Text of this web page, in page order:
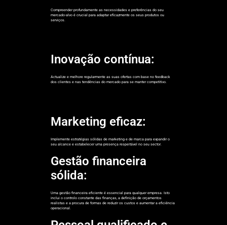
Compreender profundamente as necessidades e preferências do seu
mercado-alvo é crucial para adaptar eficazmente os seus produtos ou
serviços.
Inovação contínua:
Actualize e melhore regularmente as suas ofertas com base no feedback
dos clientes e nas tendências do mercado para se manter competitivo.
Marketing eficaz:
Implemente estratégias sólidas de marketing e de marca para expandir o
seu alcance e estabelecer uma presença respeitável no seu sector.
Gestão financeira
sólida:
Uma gestão financeira eficiente é essencial para qualquer empresa. Isto
inclui o controlo constante das finanças, a definição de orçamentos
realistas e a procura de formas de reduzir os custos e aumentar a eficiência
operacional.